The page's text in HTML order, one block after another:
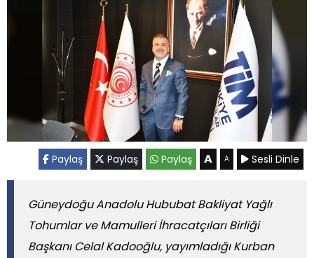
Paylaş Paylaş Paylaş A A Sesli Dinle
Güneydoğu Anadolu Hububat Bakliyat Yağlı
Tohumlar ve Mamulleri İhracatçıları Birliği
Başkanı Celal Kadooğlu, yayımladığı Kurban